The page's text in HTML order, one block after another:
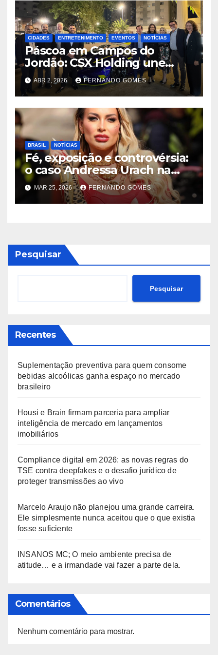
CIDADES ENTRETENIMENTO EVENTOS NOTÍCIAS
Páscoa em Campos do
Jordão: CSX Holding une
velocidade e tradição com
exibição de Lamborghini
exclusiva na Praça Capivari
ABR 2, 2026 FERNANDO GOMES
BRASIL NOTÍCIAS
Fé, exposição e controvérsia:
o caso Andressa Urach na
Quimbanda reacende
debate sobre limites do
sagrado
MAR 25, 2026 FERNANDO GOMES
Pesquisar
Pesquisar
Recentes
Suplementação preventiva para quem consome
bebidas alcoólicas ganha espaço no mercado
brasileiro
Housi e Brain firmam parceria para ampliar
inteligência de mercado em lançamentos
imobiliários
Compliance digital em 2026: as novas regras do
TSE contra deepfakes e o desafio jurídico de
proteger transmissões ao vivo
Marcelo Araujo não planejou uma grande carreira.
Ele simplesmente nunca aceitou que o que existia
fosse suficiente
INSANOS MC; O meio ambiente precisa de
atitude… e a irmandade vai fazer a parte dela.
Comentários
Nenhum comentário para mostrar.